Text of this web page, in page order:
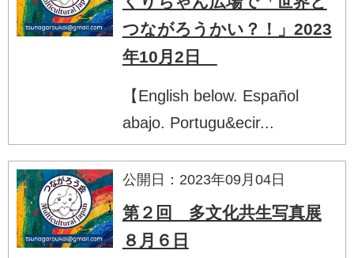
つながろうかい？！」2023
年10月2日
【English below. Español
abajo. Portugu&ecir...
公開日：2023年09月04日
第２回 多文化共生写真展
８月６日